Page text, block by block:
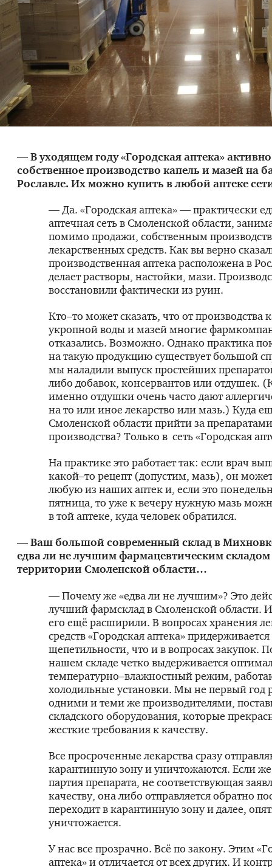
— В уходящем году «Городская аптека»
собственное производство капель и мазей на
Рославле. Их можно купить в любой аптеке
— Да. «Городская аптека» — практически
аптечная сеть в Смоленской области,
помимо продажи, собственным
лекарственных средств. Как вы верно
производственная аптека расположена в
делает растворы, настойки, мази.
восстановили фактически из руин.
Кто–то может сказать, что от производства
укропной воды и мазей многие
отказались. Возможно. Однако практика
на такую продукцию существует большой
мы наладили выпуск простейших
либо добавок, консервантов или отдушек.
именно отдушки очень часто дают
на то или иное лекарство или мазь.) Куда
Смоленской области прийти за
производства? Только в сеть «Городская
На практике это работает так: если врач
какой–то рецепт (допустим, мазь), он
любую из наших аптек и, если это
пятница, то уже к вечеру нужную мазь
в той аптеке, куда человек обратился.
— Ваш большой современный склад в
едва ли не лучшим фармацевтическим складом
территории Смоленской области…
— Почему же «едва ли не лучшим»? Это
лучший фармсклад в Смоленской области.
его ещё расширили. В вопросах хранения
средств «Городская аптека»
щепетильности, что и в вопросах закупок.
нашем складе четко выдерживается
температурно–влажностный режим,
холодильные установки. Мы не первый год
одними и теми же производителями,
складского оборудования, которые
жесткие требования к качеству.
Все просроченные лекарства сразу
карантинную зону и уничтожаются. Если же
партия препарата, не соответствующая
качеству, она либо отправляется обратно
переходит в карантинную зону и далее,
уничтожается.
У нас все прозрачно. Всё по закону. Этим
аптека» и отличается от всех других. И